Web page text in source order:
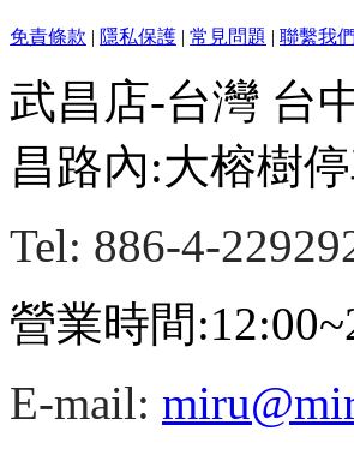
免責條款 | 隱私保護 | 常見問題 | 聯繫我們
武昌店-台灣 台
昌路內:大榕樹
Tel: 886-4-
營業時間
E-mail: